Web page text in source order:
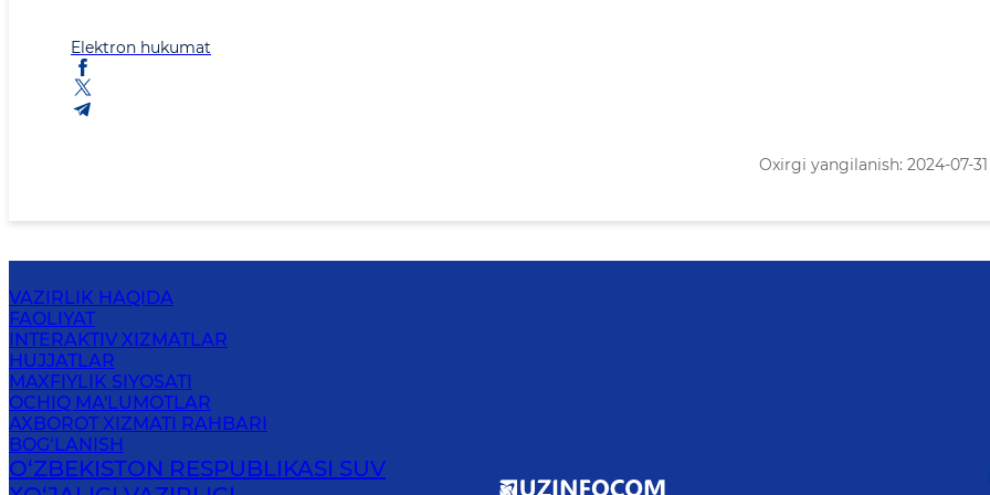
Elektron hukumat
Oxirgi yangilanish: 2024-07-31
VAZIRLIK HAQIDA
FAOLIYAT
INTERAKTIV XIZMATLAR
HUJJATLAR
MAXFIYLIK SIYOSATI
OCHIQ MA'LUMOTLAR
AXBOROT XIZMATI RAHBARI
BOG‘LANISH
O‘ZBEKISTON RESPUBLIKASI SUV